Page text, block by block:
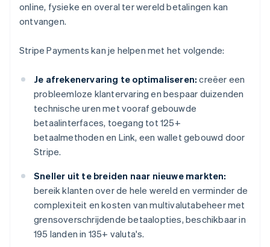
online, fysieke en overal ter wereld betalingen kan
ontvangen.
Stripe Payments kan je helpen met het volgende:
Je afrekenervaring te optimaliseren: creëer een
probleemloze klantervaring en bespaar duizenden
technische uren met vooraf gebouwde
betaalinterfaces, toegang tot 125+
betaalmethoden en Link, een wallet gebouwd door
Stripe.
Sneller uit te breiden naar nieuwe markten:
bereik klanten over de hele wereld en verminder de
complexiteit en kosten van multivalutabeheer met
grensoverschrijdende betaalopties, beschikbaar in
195 landen in 135+ valuta's.